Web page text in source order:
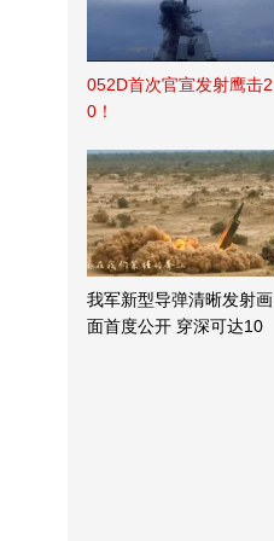
052D首次官宣发射鹰击2
0！
我军新型导弹清晰发射画
面首度公开 穿深可达10